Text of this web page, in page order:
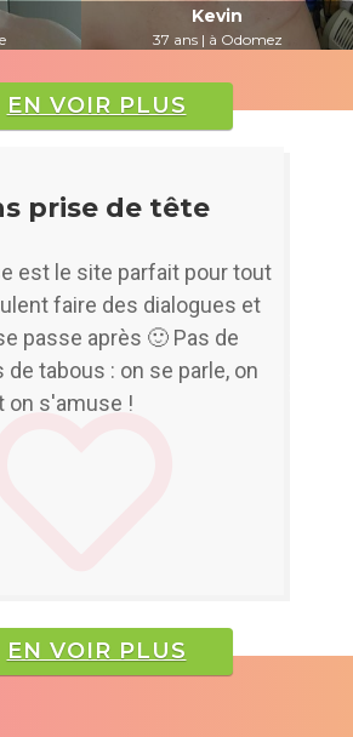
Kevin
37 ans | à Odomez
LUI PARLER
EN VOIR PLUS
prise de tête
est le site parfait pour tout
faire des dialogues et
passe après 🙂 Pas de
de tabous : on se parle, on
on s'amuse !
EN VOIR PLUS